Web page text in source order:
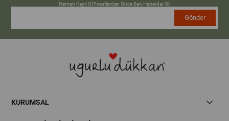
Hemen Kayıt Ol Fırsatlardan Önce Sen Haberdar Ol!
Gönder
KURUMSAL